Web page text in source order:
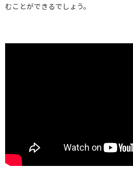
むことができるでしょう。